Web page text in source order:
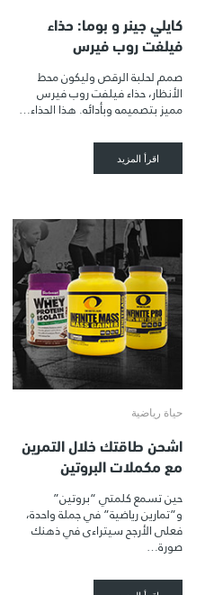
كايلي جينر و بوما: حذاء
فيلفت روب فيرس
صمم لحلبة الرقص وليكون محط
الأنظار، حذاء فيلفت روب فيرس
مميز بتصميمه وبأدائه. هذا الحذاء…
اقرأ المزيد
حياة رياضية
اشحن طاقتك خلال التمرين
مع مكملات البروتين
حين تسمع كلمتي “بروتين”
و”تمارين رياضية” في جملة واحدة،
فعلى الأرجح سيتراءى في ذهنك
صورة…